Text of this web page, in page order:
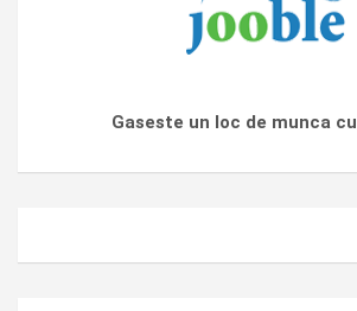
Gaseste un loc de munca cu